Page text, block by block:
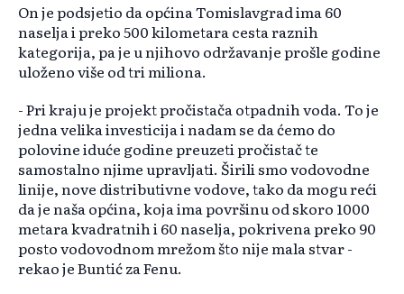
On je podsjetio da općina Tomislavgrad ima 60
naselja i preko 500 kilometara cesta raznih
kategorija, pa je u njihovo održavanje prošle godine
uloženo više od tri miliona.
- Pri kraju je projekt pročistača otpadnih voda. To je
jedna velika investicija i nadam se da ćemo do
polovine iduće godine preuzeti pročistač te
samostalno njime upravljati. Širili smo vodovodne
linije, nove distributivne vodove, tako da mogu reći
da je naša općina, koja ima površinu od skoro 1000
metara kvadratnih i 60 naselja, pokrivena preko 90
posto vodovodnom mrežom što nije mala stvar -
rekao je Buntić za Fenu.